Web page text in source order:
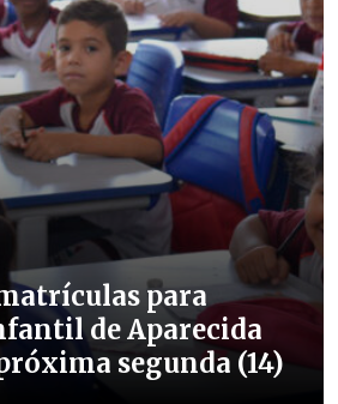
para
de Aparecida
segunda (14)